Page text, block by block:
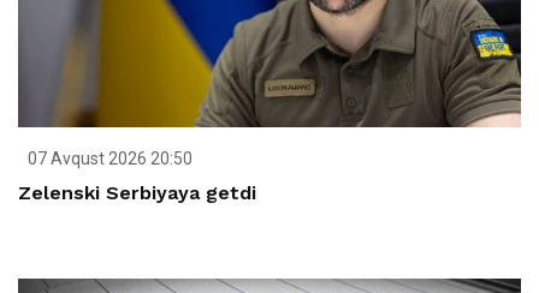
07 Avqust 2026 20:50
Zelenski Serbiyaya getdi